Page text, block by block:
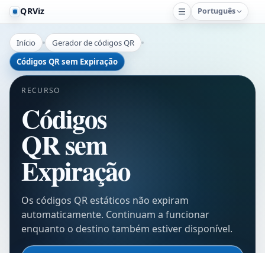
QRViz Português
Início
Gerador de códigos QR
Códigos QR sem Expiração
RECURSO
Códigos
QR sem
Expiração
Os códigos QR estáticos não expiram
automaticamente. Continuam a funcionar
enquanto o destino também estiver disponível.